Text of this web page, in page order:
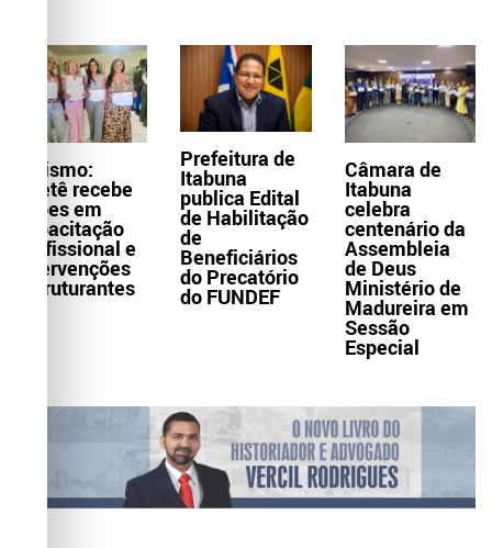
Turismo:
Itaetê recebe
ações em
capacitação
profissional e
intervenções
estruturantes
Prefeitura de
Itabuna
publica Edital
de Habilitação
de
Beneficiários
do Precatório
do FUNDEF
Câmara de
Itabuna
celebra
centenário da
Assembleia
de Deus
Ministério de
Madureira em
Sessão
Especial